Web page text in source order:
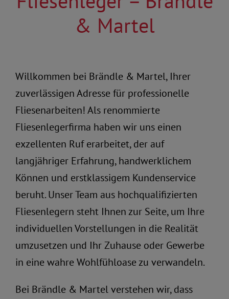
& Martel
Willkommen bei Brändle & Martel, Ihrer
zuverlässigen Adresse für professionelle
Fliesenarbeiten! Als renommierte
Fliesenlegerfirma haben wir uns einen
exzellenten Ruf erarbeitet, der auf
langjähriger Erfahrung, handwerklichem
Können und erstklassigem Kundenservice
beruht. Unser Team aus hochqualifizierten
Fliesenlegern steht Ihnen zur Seite, um Ihre
individuellen Vorstellungen in die Realität
umzusetzen und Ihr Zuhause oder Gewerbe
in eine wahre Wohlfühloase zu verwandeln.
Bei Brändle & Martel verstehen wir, dass